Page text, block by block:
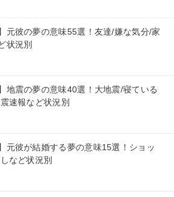
元彼の夢の意味55選！友達/嫌な気分/家
状況別
地震の夢の意味40選！大地震/寝ている
速報など状況別
元彼が結婚する夢の意味15選！ショッ
など状況別